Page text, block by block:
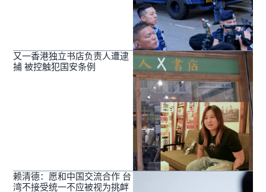
又一香港独立书店负责人遭逮
捕 被控触犯国安条例
赖清德：愿和中国交流合作 台
湾不接受统一不应被视为挑衅